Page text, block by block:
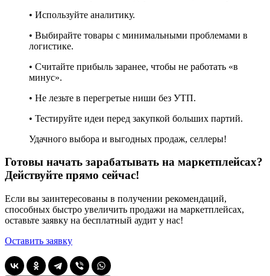
• Используйте аналитику.
• Выбирайте товары с минимальными проблемами в
логистике.
• Считайте прибыль заранее, чтобы не работать «в
минус».
• Не лезьте в перегретые ниши без УТП.
• Тестируйте идеи перед закупкой больших партий.
Удачного выбора и выгодных продаж, селлеры!
Готовы начать зарабатывать на маркетплейсах?
Действуйте прямо сейчас!
Если вы заинтересованы в получении рекомендаций,
способных быстро увеличить продажи на маркетплейсах,
оставьте заявку на бесплатный аудит у нас!
Оставить заявку